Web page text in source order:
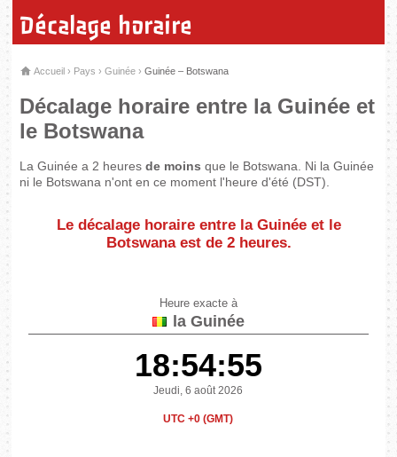
Décalage horaire
Accueil › Pays ›Guinée ›Guinée – Botswana
Décalage horaire entre la Guinée et
le Botswana
La Guinée a 2 heuresde moins que le Botswana. Ni la Guinée
ni le Botswana n'ont en ce moment l'heure d'été (DST).
Le décalage horaire entre la Guinée et le
Botswana est de 2 heures.
Heure exacte à
la Guinée
18:54:55
Jeudi, 6 août 2026
UTC +0 (GMT)